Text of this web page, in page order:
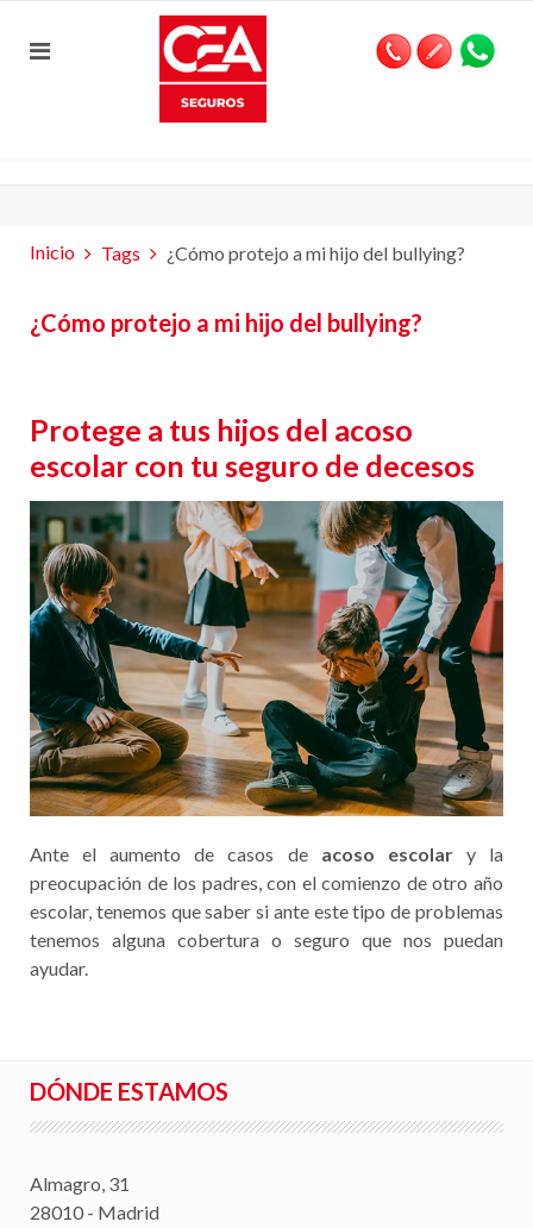
Inicio Tags ¿Cómo protejo a mi hijo del bullying?
¿Cómo protejo a mi hijo del bullying?
Protege a tus hijos del acoso
escolar con tu seguro de decesos
Ante el aumento de casos de acoso escolary la
preocupación de los padres, con el comienzo de otro año
escolar, tenemos que saber si ante este tipo de problemas
tenemos alguna cobertura o seguro que nos puedan
ayudar.
DÓNDE ESTAMOS
Almagro, 31
28010 - Madrid